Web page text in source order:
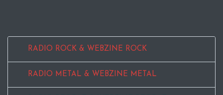
RADIO ROCK & WEBZINE ROCK
RADIO METAL & WEBZINE METAL